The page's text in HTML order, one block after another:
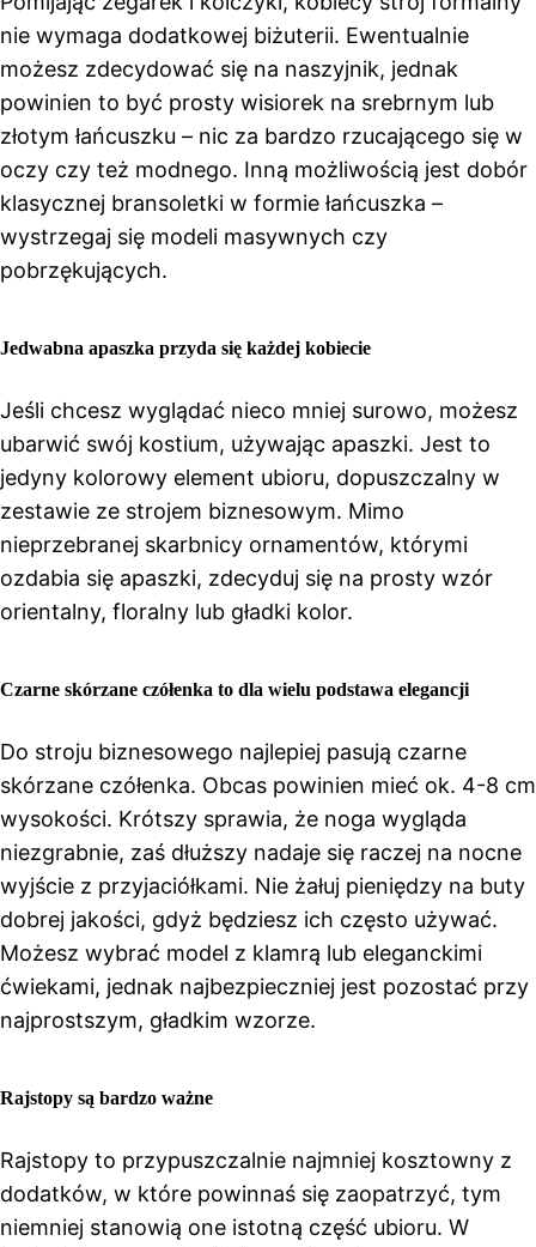
nie wymaga dodatkowej biżuterii. Ewentualnie
możesz zdecydować się na naszyjnik, jednak
powinien to być prosty wisiorek na srebrnym lub
złotym łańcuszku – nic za bardzo rzucającego się w
oczy czy też modnego. Inną możliwością jest dobór
klasycznej bransoletki w formie łańcuszka –
wystrzegaj się modeli masywnych czy
pobrzękujących.
Jedwabna apaszka przyda się każdej kobiecie
Jeśli chcesz wyglądać nieco mniej surowo, możesz
ubarwić swój kostium, używając apaszki. Jest to
jedyny kolorowy element ubioru, dopuszczalny w
zestawie ze strojem biznesowym. Mimo
nieprzebranej skarbnicy ornamentów, którymi
ozdabia się apaszki, zdecyduj się na prosty wzór
orientalny, floralny lub gładki kolor.
Czarne skórzane czółenka to dla wielu podstawa elegancji
Do stroju biznesowego najlepiej pasują czarne
skórzane czółenka. Obcas powinien mieć ok. 4-8 cm
wysokości. Krótszy sprawia, że noga wygląda
niezgrabnie, zaś dłuższy nadaje się raczej na nocne
wyjście z przyjaciółkami. Nie żałuj pieniędzy na buty
dobrej jakości, gdyż będziesz ich często używać.
Możesz wybrać model z klamrą lub eleganckimi
ćwiekami, jednak najbezpieczniej jest pozostać przy
najprostszym, gładkim wzorze.
Rajstopy są bardzo ważne
Rajstopy to przypuszczalnie najmniej kosztowny z
dodatków, w które powinnaś się zaopatrzyć, tym
niemniej stanowią one istotną część ubioru. W